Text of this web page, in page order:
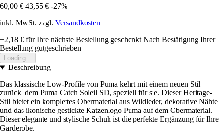
60,00 € 43,55 € -27%
inkl. MwSt. zzgl. Versandkosten
+2,18 € für Ihre nächste Bestellung geschenkt Nach Bestätigung Ihrer
Bestellung gutgeschrieben
Loading...
Beschreibung
Das klassische Low-Profile von Puma kehrt mit einem neuen Stil
zurück, dem Puma Catch Soleil SD, speziell für sie. Dieser Heritage-
Stil bietet ein komplettes Obermaterial aus Wildleder, dekorative Nähte
und das ikonische gestickte Katzenlogo Puma auf dem Obermaterial.
Dieser elegante und stylische Schuh ist die perfekte Ergänzung für Ihre
Garderobe.